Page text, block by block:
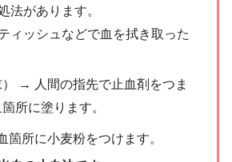
法があります。
ィッシュなどで血を拭き取った
） → 人間の指先で止血剤をつま
所に塗ります。
所に小麦粉をつけます。